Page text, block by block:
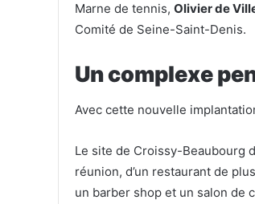
Marne de tennis, Olivier de
Comité de Seine-Saint-Denis.
Un complexe
Avec cette nouvelle
Le site de Croissy-Beaubourg
réunion, d’un restaurant de
un barber shop et un salon de